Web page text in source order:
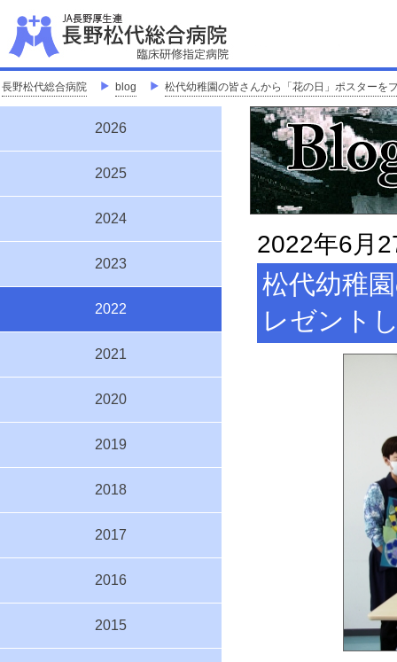
「地
長野松代総合病院 ＞
blog ＞
松代幼稚園の皆さんから「花の日」ポスターを
2022年6月
松代幼稚
レゼント
2026
2025
2024
2023
2022
2021
2020
2019
2018
2017
2016
2015